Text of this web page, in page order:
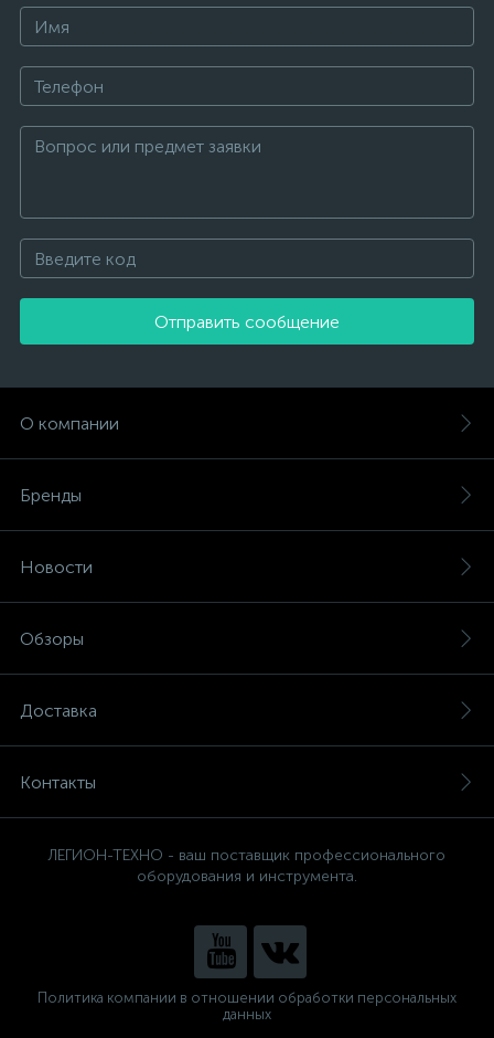
Отправить сообщение
О компании
Бренды
Новости
Обзоры
Доставка
Контакты
ЛЕГИОН-ТЕХНО - ваш поставщик профессионального
оборудования и инструмента.
Политика компании в отношении обработки персональных